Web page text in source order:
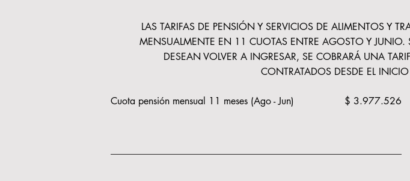
LAS TARIFAS DE PENSIÓN Y SERVICIOS DE ALIMENTOS Y
MENSUALMENTE EN 11 CUOTAS ENTRE AGOSTO Y JUNIO.
DESEAN VOLVER A INGRESAR, SE COBRARÁ UNA
CONTRATADOS DESDE EL
Cuota pensión mensual 11 meses (Ago - Jun) $ 3.977.526